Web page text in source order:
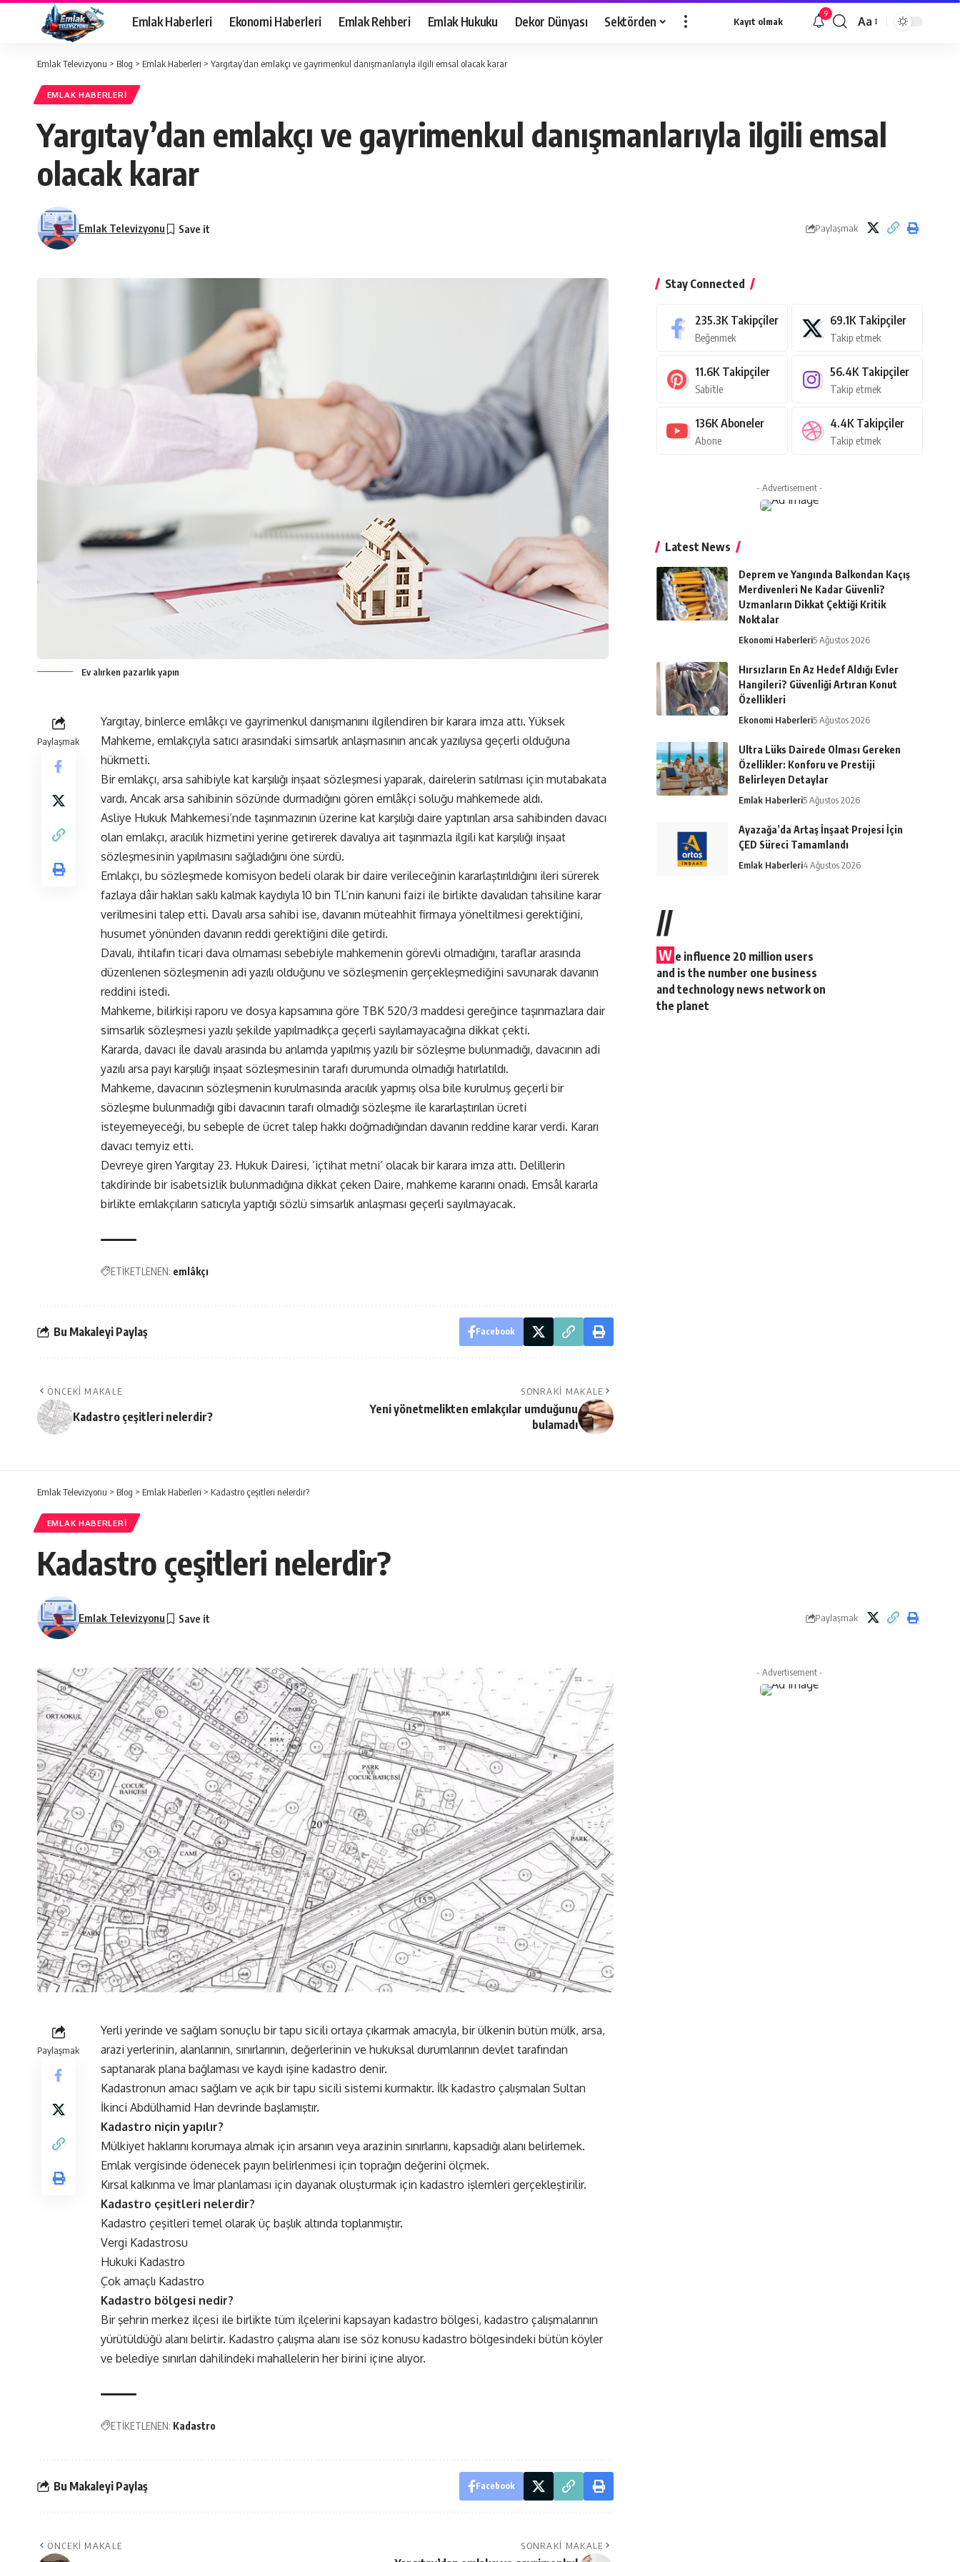
Emlak Haberleri Ekonomi Haberleri Emlak Rehberi Emlak Hukuku Dekor Dünyası Sektörden Kayıt olmak
9
Yazı
Aa
Emlak Televizyonu > Blog > Emlak Haberleri > Yargıtay’dan emlakçı ve gayrimenkul danışmanlarıyla ilgili emsal olacak karar
EMLAK HABERLERI
Yargıtay’dan emlakçı ve gayrimenkul danışmanlarıyla ilgili emsal
olacak karar
Emlak Televizyonu Paylaşmak
Ev alırken pazarlık yapın
Paylaşmak
Yargıtay, binlerce emlâkçı ve gayrimenkul danışmanını ilgilendiren bir karara imza attı. Yüksek
Mahkeme, emlakçıyla satıcı arasındaki simsarlık anlaşmasının ancak yazılıysa geçerli olduğuna
hükmetti.
Bir emlakçı, arsa sahibiyle kat karşılığı inşaat sözleşmesi yaparak, dairelerin satılması için mutabakata
vardı. Ancak arsa sahibinin sözünde durmadığını gören emlâkçi soluğu mahkemede aldı.
Asliye Hukuk Mahkemesi’nde taşınmazının üzerine kat karşılığı daire yaptırılan arsa sahibinden davacı
olan emlakçı, aracılık hizmetini yerine getirerek davalıya ait taşınmazla ilgili kat karşılığı inşaat
sözleşmesinin yapılmasını sağladığını öne sürdü.
Emlakçı, bu sözleşmede komisyon bedeli olarak bir daire verileceğinin kararlaştırıldığını ileri sürerek
fazlaya dâir hakları saklı kalmak kaydıyla 10 bin TL’nin kanuni faizi ile birlikte davalıdan tahsiline karar
verilmesini talep etti. Davalı arsa sahibi ise, davanın müteahhit firmaya yöneltilmesi gerektiğini,
husumet yönünden davanın reddi gerektiğini dile getirdi.
Davalı, ihtilafın ticari dava olmaması sebebiyle mahkemenin görevli olmadığını, taraflar arasında
düzenlenen sözleşmenin adi yazılı olduğunu ve sözleşmenin gerçekleşmediğini savunarak davanın
reddini istedi.
Mahkeme, bilirkişi raporu ve dosya kapsamına göre TBK 520/3 maddesi gereğince taşınmazlara dair
simsarlık sözleşmesi yazılı şekilde yapılmadıkça geçerli sayılamayacağına dikkat çekti.
Kararda, davacı ile davalı arasında bu anlamda yapılmış yazılı bir sözleşme bulunmadığı, davacının adi
yazılı arsa payı karşılığı inşaat sözleşmesinin tarafı durumunda olmadığı hatırlatıldı.
Mahkeme, davacının sözleşmenin kurulmasında aracılık yapmış olsa bile kurulmuş geçerli bir
sözleşme bulunmadığı gibi davacının tarafı olmadığı sözleşme ile kararlaştırılan ücreti
isteyemeyeceği, bu sebeple de ücret talep hakkı doğmadığından davanın reddine karar verdi. Kararı
davacı temyiz etti.
Devreye giren Yargıtay 23. Hukuk Dairesi, ‘içtihat metni’ olacak bir karara imza attı. Delillerin
takdirinde bir isabetsizlik bulunmadığına dikkat çeken Daire, mahkeme kararını onadı. Emsâl kararla
birlikte emlakçıların satıcıyla yaptığı sözlü simsarlık anlaşması geçerli sayılmayacak.
ETİKETLENEN: emlâkçı
Bu Makaleyi Paylaş Facebook
ÖNCEKI MAKALE
Kadastro çeşitleri nelerdir?
SONRAKI MAKALE
Yeni yönetmelikten emlakçılar umduğunu
bulamadı
Stay Connected
235.3K Takipçiler
Beğenmek
69.1K Takipçiler
Takip etmek
11.6K Takipçiler
Sabitle
56.4K Takipçiler
Takip etmek
136K Aboneler
Abone
4.4K Takipçiler
Takip etmek
- Advertisement -
Latest News
Deprem ve Yangında Balkondan Kaçış
Merdivenleri Ne Kadar Güvenli?
Uzmanların Dikkat Çektiği Kritik
Noktalar
Ekonomi Haberleri5 Ağustos 2026
Hırsızların En Az Hedef Aldığı Evler
Hangileri? Güvenliği Artıran Konut
Özellikleri
Ekonomi Haberleri5 Ağustos 2026
Ultra Lüks Dairede Olması Gereken
Özellikler: Konforu ve Prestiji
Belirleyen Detaylar
Emlak Haberleri5 Ağustos 2026
Ayazağa’da Artaş İnşaat Projesi İçin
ÇED Süreci Tamamlandı
Emlak Haberleri4 Ağustos 2026
//
W e influence 20 million users
and is the number one business
and technology news network on
the planet
Emlak Televizyonu > Blog > Emlak Haberleri > Kadastro çeşitleri nelerdir?
EMLAK HABERLERI
Kadastro çeşitleri nelerdir?
Emlak Televizyonu Paylaşmak
Paylaşmak
Yerli yerinde ve sağlam sonuçlu bir tapu sicili ortaya çıkarmak amacıyla, bir ülkenin bütün mülk, arsa,
arazi yerlerinin, alanlarının, sınırlarının, değerlerinin ve hukuksal durumlarının devlet tarafından
saptanarak plana bağlaması ve kaydı işine kadastro denir.
Kadastronun amacı sağlam ve açık bir tapu sicili sistemi kurmaktır. İlk kadastro çalışmaları Sultan
İkinci Abdülhamid Han devrinde başlamıştır.
Kadastro niçin yapılır?
Mülkiyet haklarını korumaya almak için arsanın veya arazinin sınırlarını, kapsadığı alanı belirlemek.
Emlak vergisinde ödenecek payın belirlenmesi için toprağın değerini ölçmek.
Kırsal kalkınma ve İmar planlaması için dayanak oluşturmak için kadastro işlemleri gerçekleştirilir.
Kadastro çeşitleri nelerdir?
Kadastro çeşitleri temel olarak üç başlık altında toplanmıştır.
Vergi Kadastrosu
Hukuki Kadastro
Çok amaçlı Kadastro
Kadastro bölgesi nedir?
Bir şehrin merkez ilçesi ile birlikte tüm ilçelerini kapsayan kadastro bölgesi, kadastro çalışmalarının
yürütüldüğü alanı belirtir. Kadastro çalışma alanı ise söz konusu kadastro bölgesindeki bütün köyler
ve belediye sınırları dahilindeki mahallelerin her birini içine alıyor.
ETİKETLENEN: Kadastro
Bu Makaleyi Paylaş Facebook
ÖNCEKI MAKALE SONRAKI MAKALE
- Advertisement -